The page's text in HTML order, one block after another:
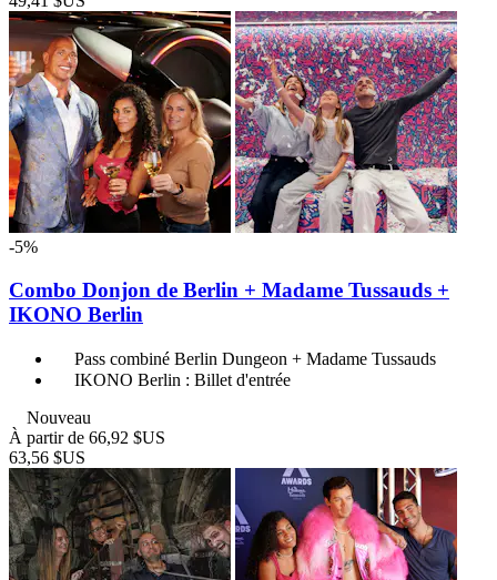
-5%
Combo Donjon de Berlin + Madame Tussauds +
IKONO Berlin
Pass combiné Berlin Dungeon + Madame Tussauds
IKONO Berlin : Billet d'entrée
Nouveau
À partir de 66,92 $US
63,56 $US